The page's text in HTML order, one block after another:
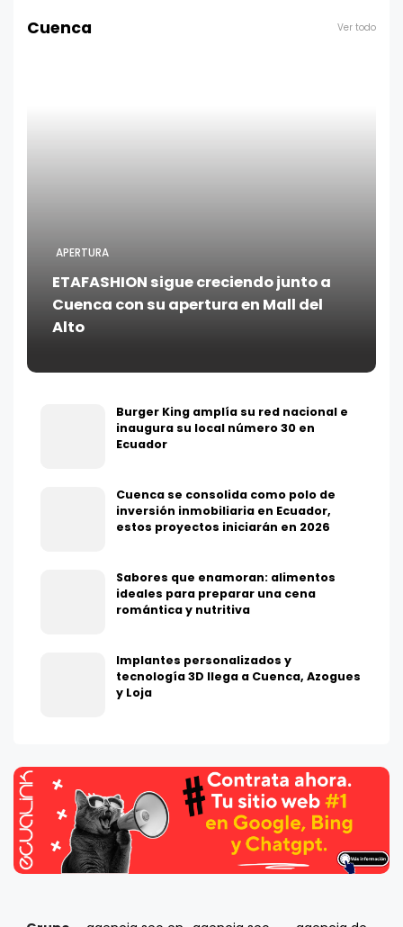
Cuenca Ver todo
APERTURA
ETAFASHION sigue creciendo junto a
Cuenca con su apertura en Mall del
Alto
Burger King amplía su red nacional e
inaugura su local número 30 en
Ecuador
Cuenca se consolida como polo de
inversión inmobiliaria en Ecuador,
estos proyectos iniciarán en 2026
Sabores que enamoran: alimentos
ideales para preparar una cena
romántica y nutritiva
Implantes personalizados y
tecnología 3D llega a Cuenca, Azogues
y Loja